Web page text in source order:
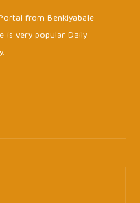
from Benkiyabale
is very popular Daily